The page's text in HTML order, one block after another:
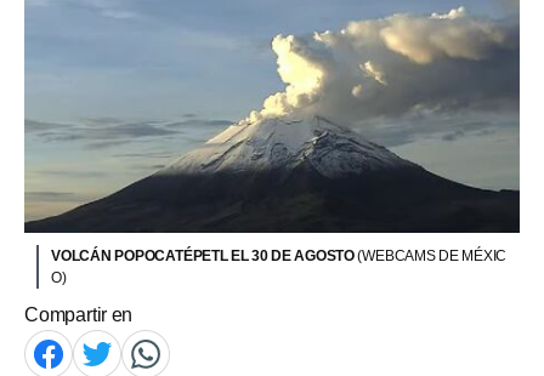
VOLCÁN POPOCATÉPETL EL 30 DE AGOSTO(WEBCAMS DE MÉXIC
O)
Compartir en